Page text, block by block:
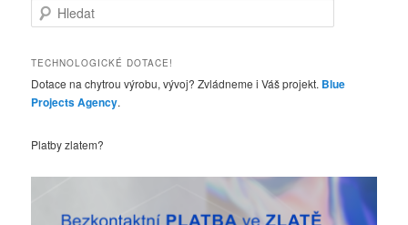
l
d
t
TECHNOLOGICKÉ DOTACE!
Dotace na chytrou výrobu, vývoj? Zvládneme i Váš projekt. Blue
Projects Agency.
Platby zlatem?